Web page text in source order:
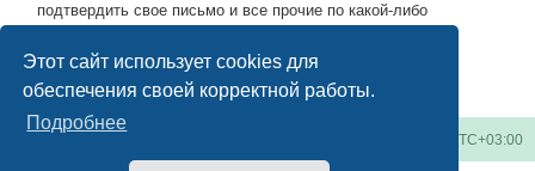
Этот сайт использует cookies для
обеспечения своей корректной работы.
Подробнее
подтвердить свое письмо и все прочие по какой-либо
высылающие мусор на адрес администрации, будут
блокироваться по усмотрению администратора.
UTC+03:00